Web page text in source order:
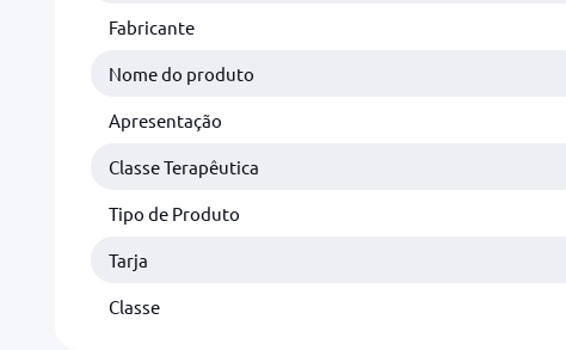
Fabricante
Nome do produto
Apresentação
Classe Terapêutica
Tipo de Produto
Tarja
Classe